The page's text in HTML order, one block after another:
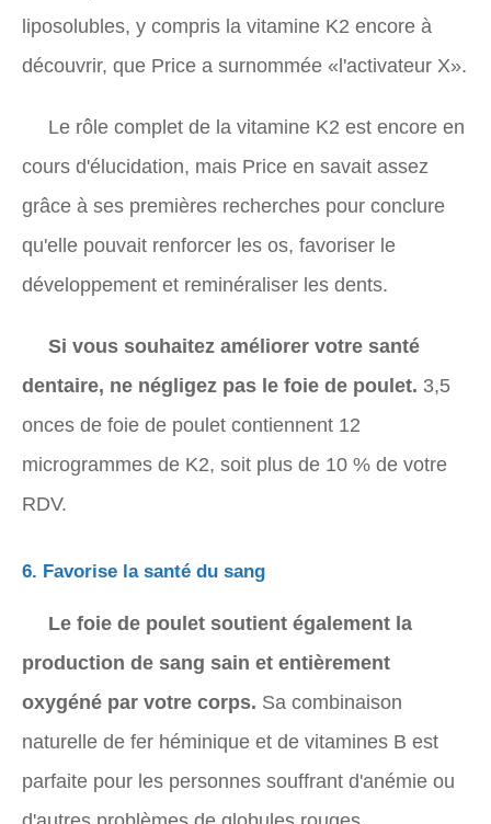
liposolubles, y compris la vitamine K2 encore à
découvrir, que Price a surnommée «l'activateur X».
Le rôle complet de la vitamine K2 est encore en
cours d'élucidation, mais Price en savait assez
grâce à ses premières recherches pour conclure
qu'elle pouvait renforcer les os, favoriser le
développement et reminéraliser les dents.
Si vous souhaitez améliorer votre santé
dentaire, ne négligez pas le foie de poulet. 3,5
onces de foie de poulet contiennent 12
microgrammes de K2, soit plus de 10 % de votre
RDV.
6. Favorise la santé du sang
Le foie de poulet soutient également la
production de sang sain et entièrement
oxygéné par votre corps. Sa combinaison
naturelle de fer héminique et de vitamines B est
parfaite pour les personnes souffrant d'anémie ou